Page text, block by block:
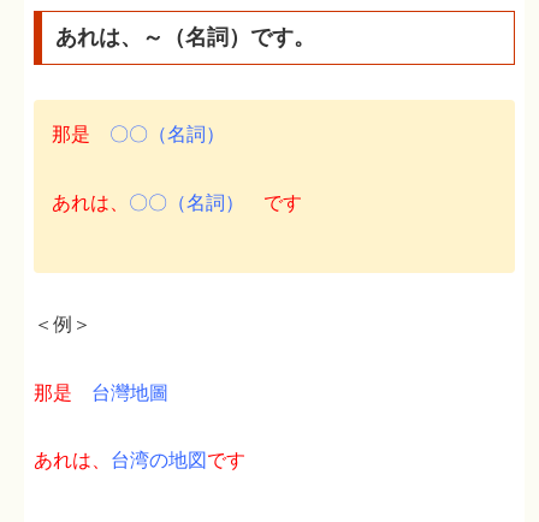
あれは、～（名詞）です。
那是 〇〇（名詞）
あれは、 〇〇（名詞） です
＜例＞
那是 台灣地圖
あれは、 台湾の地図 です